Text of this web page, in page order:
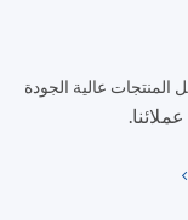
عالية الجودة